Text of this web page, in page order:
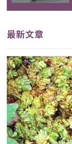
最新文章